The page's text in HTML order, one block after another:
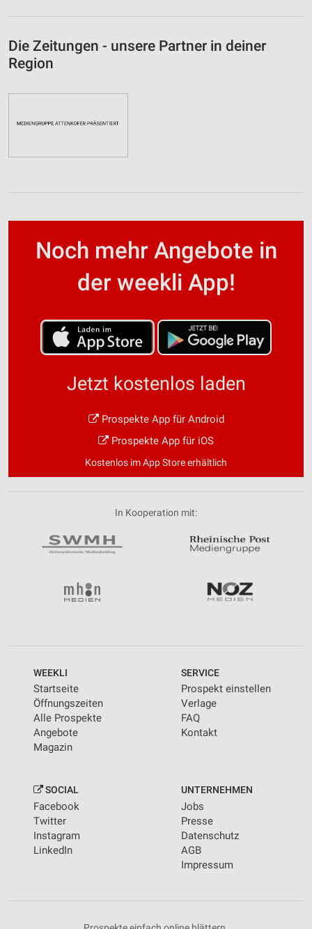
Die Zeitungen - unsere Partner in deiner
Region
Noch mehr Angebote in
der weekli App!
Jetzt kostenlos laden
Prospekte App für Android
Prospekte App für iOS
Kostenlos im App Store erhältlich
In Kooperation mit:
WEEKLI
Startseite
Öffnungszeiten
Alle Prospekte
Angebote
Magazin
SERVICE
Prospekt einstellen
Verlage
FAQ
Kontakt
SOCIAL
Facebook
Twitter
Instagram
LinkedIn
UNTERNEHMEN
Jobs
Presse
Datenschutz
AGB
Impressum